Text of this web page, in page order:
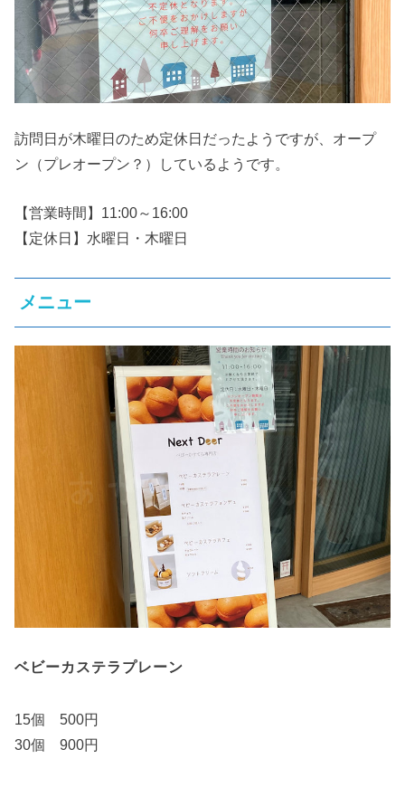
訪問日が木曜日のため定休日だったようですが、オープ
ン（プレオープン？）しているようです。
【営業時間】11:00～16:00
【定休日】水曜日・木曜日
メニュー
ベビーカステラプレーン
15個 500円
30個 900円